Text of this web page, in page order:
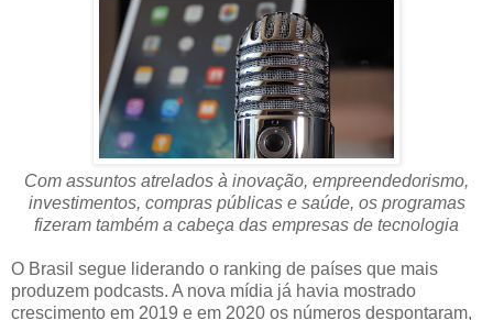
Com assuntos atrelados à inovação, empreendedorismo,
investimentos, compras públicas e saúde, os programas
fizeram também a cabeça das empresas de tecnologia
O Brasil segue liderando o ranking de países que mais
produzem podcasts. A nova mídia já havia mostrado
crescimento em 2019 e em 2020 os números despontaram,